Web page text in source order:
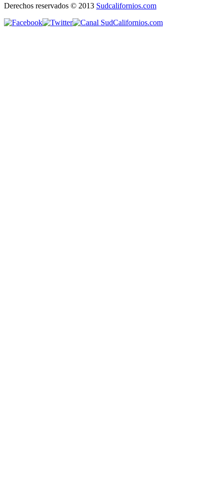
Derechos reservados © 2013 Sudcalifornios.com